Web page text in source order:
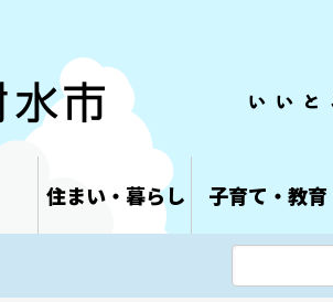
住まい・暮らし 子育て・教育